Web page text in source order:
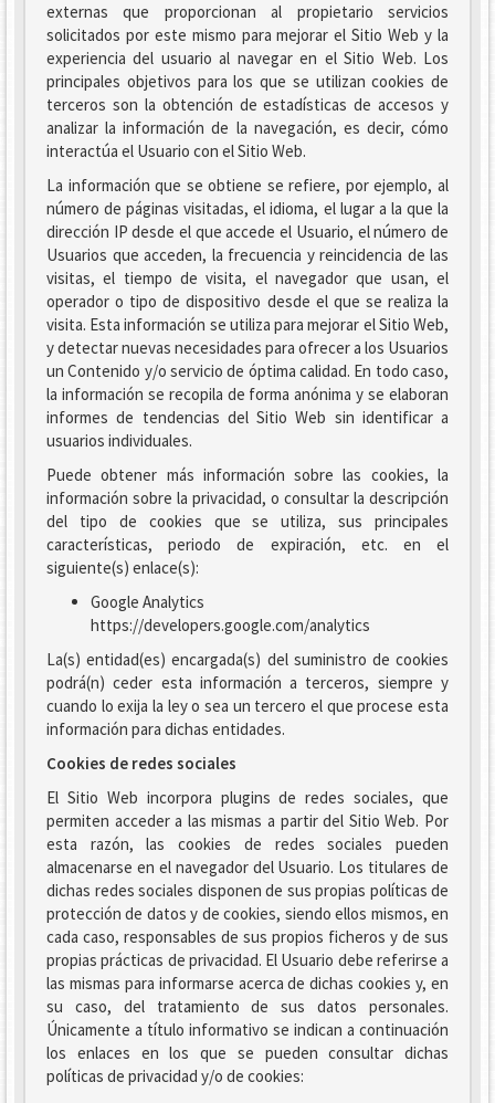
externas que proporcionan al propietario servicios
solicitados por este mismo para mejorar el Sitio Web y la
experiencia del usuario al navegar en el Sitio Web. Los
principales objetivos para los que se utilizan cookies de
terceros son la obtención de estadísticas de accesos y
analizar la información de la navegación, es decir, cómo
interactúa el Usuario con el Sitio Web.
La información que se obtiene se refiere, por ejemplo, al
número de páginas visitadas, el idioma, el lugar a la que la
dirección IP desde el que accede el Usuario, el número de
Usuarios que acceden, la frecuencia y reincidencia de las
visitas, el tiempo de visita, el navegador que usan, el
operador o tipo de dispositivo desde el que se realiza la
visita. Esta información se utiliza para mejorar el Sitio Web,
y detectar nuevas necesidades para ofrecer a los Usuarios
un Contenido y/o servicio de óptima calidad. En todo caso,
la información se recopila de forma anónima y se elaboran
informes de tendencias del Sitio Web sin identificar a
usuarios individuales.
Puede obtener más información sobre las cookies, la
información sobre la privacidad, o consultar la descripción
del tipo de cookies que se utiliza, sus principales
características, periodo de expiración, etc. en el
siguiente(s) enlace(s):
Google Analytics
https://developers.google.com/analytics
La(s) entidad(es) encargada(s) del suministro de cookies
podrá(n) ceder esta información a terceros, siempre y
cuando lo exija la ley o sea un tercero el que procese esta
información para dichas entidades.
Cookies de redes sociales
El Sitio Web incorpora plugins de redes sociales, que
permiten acceder a las mismas a partir del Sitio Web. Por
esta razón, las cookies de redes sociales pueden
almacenarse en el navegador del Usuario. Los titulares de
dichas redes sociales disponen de sus propias políticas de
protección de datos y de cookies, siendo ellos mismos, en
cada caso, responsables de sus propios ficheros y de sus
propias prácticas de privacidad. El Usuario debe referirse a
las mismas para informarse acerca de dichas cookies y, en
su caso, del tratamiento de sus datos personales.
Únicamente a título informativo se indican a continuación
los enlaces en los que se pueden consultar dichas
políticas de privacidad y/o de cookies: